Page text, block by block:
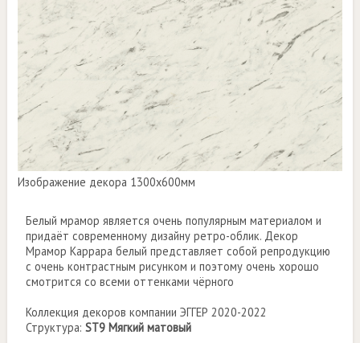
Изображение декора 1300х600мм
Белый мрамор является очень популярным материалом и
придаёт современному дизайну ретро-облик. Декор
Мрамор Каррара белый представляет собой репродукцию
с очень контрастным рисунком и поэтому очень хорошо
смотрится со всеми оттенками чёрного
Коллекция декоров компании ЭГГЕР 2020-2022
Структура:ST9 Мягкий матовый